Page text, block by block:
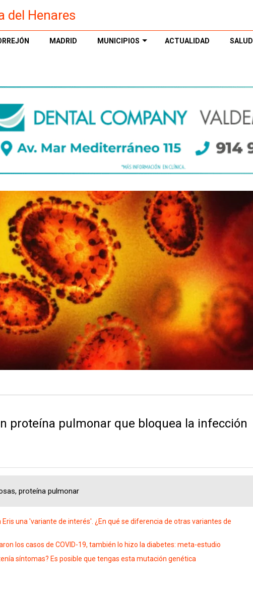
del Henares
MADRID MUNICIPIOS ACTUALIDAD SALUD
proteína pulmonar que bloquea la infección
proteína pulmonar
Eris una 'variante de interés'. ¿En qué se diferencia de otras variantes de
los casos de COVID-19, también lo hizo la diabetes: meta-estudio
síntomas? Es posible que tengas esta mutación genética